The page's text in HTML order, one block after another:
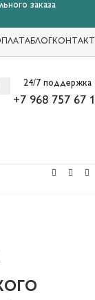
заказа
БЛОГ
24/7 поддержка
+7 968 757 67